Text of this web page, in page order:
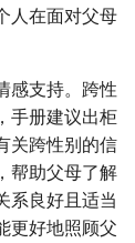
人在面对父母
感支持。跨性
手册建议出柜
关跨性别的信
帮助父母了解
系良好且适当
更好地照顾父